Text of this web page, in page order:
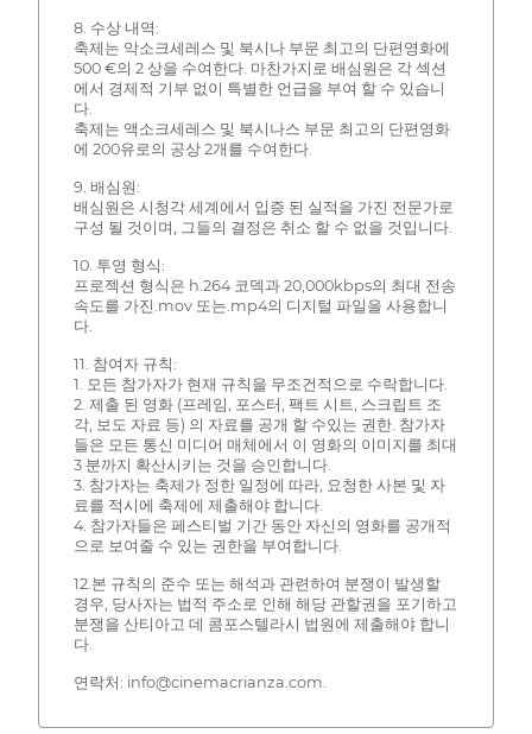
8. 수상 내역:
축제는 악소크세레스 및 북시나 부문 최고의 단편영화에
500 €의 2 상을 수여한다. 마찬가지로 배심원은 각 섹션
에서 경제적 기부 없이 특별한 언급을 부여 할 수 있습니
다.
축제는 액소크세레스 및 북시나스 부문 최고의 단편영화
에 200유로의 공상 2개를 수여한다.
9. 배심원:
배심원은 시청각 세계에서 입증 된 실적을 가진 전문가로
구성 될 것이며, 그들의 결정은 취소 할 수 없을 것입니다.
10. 투영 형식:
프로젝션 형식은 h.264 코덱과 20,000kbps의 최대 전송
속도를 가진.mov 또는.mp4의 디지털 파일을 사용합니
다.
11. 참여자 규칙:
1. 모든 참가자가 현재 규칙을 무조건적으로 수락합니다.
2. 제출 된 영화 (프레임, 포스터, 팩트 시트, 스크립트 조
각, 보도 자료 등) 의 자료를 공개 할 수있는 권한. 참가자
들은 모든 통신 미디어 매체에서 이 영화의 이미지를 최대
3 분까지 확산시키는 것을 승인합니다.
3. 참가자는 축제가 정한 일정에 따라, 요청한 사본 및 자
료를 적시에 축제에 제출해야 합니다.
4. 참가자들은 페스티벌 기간 동안 자신의 영화를 공개적
으로 보여줄 수 있는 권한을 부여합니다.
12.본 규칙의 준수 또는 해석과 관련하여 분쟁이 발생할
경우, 당사자는 법적 주소로 인해 해당 관할권을 포기하고
분쟁을 산티아고 데 콤포스텔라시 법원에 제출해야 합니
다.
연락처: info@cinemacrianza.com.